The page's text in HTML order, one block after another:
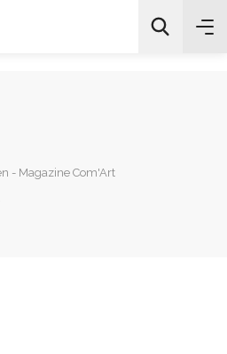
- Magazine Com'Art